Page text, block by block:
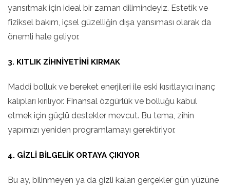
yansıtmak için ideal bir zaman dilimindeyiz. Estetik ve
fiziksel bakım, içsel güzelliğin dışa yansıması olarak da
önemli hale geliyor.
3. KITLIK ZIHNIYETINI KIRMAK
Maddi bolluk ve bereket enerjileri ile eski kısıtlayıcı inanç
kalıpları kırılıyor. Finansal özgürlük ve bolluğu kabul
etmek için güçlü destekler mevcut. Bu tema, zihin
yapımızı yeniden programlamayı gerektiriyor.
4. GIZLI BILGELIK ORTAYA ÇIKIYOR
Bu ay, bilinmeyen ya da gizli kalan gerçekler gün yüzüne